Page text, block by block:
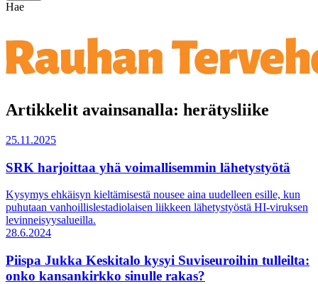
Hae
Artikkelit avainsanalla: herätysliike
25.11.2025
SRK harjoittaa yhä voimallisemmin lähetystyötä
Kysymys ehkäisyn kieltämisestä nousee aina uudelleen esille, kun
puhutaan vanhoillislestadiolaisen liikkeen lähetystyöstä HI-viruksen
levinneisyysalueilla.
28.6.2024
Piispa Jukka Keskitalo kysyi Suviseuroihin tulleilta:
onko kansankirkko sinulle rakas?